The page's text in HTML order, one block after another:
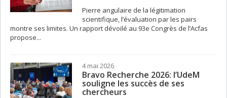
Pierre angulaire de la légitimation
scientifique, l’évaluation par les pairs
montre ses limites. Un rapport dévoilé au 93e Congrès de l’Acfas
propose...
4 mai 2026
Bravo Recherche 2026: l’UdeM
souligne les succès de ses
chercheurs